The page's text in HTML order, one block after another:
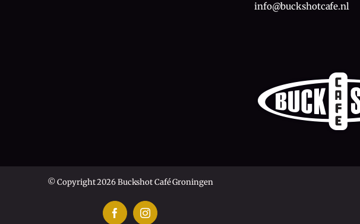
info@buckshotcafe.nl
© Copyright 2026 Buckshot Café Groningen
FacebookInstagram